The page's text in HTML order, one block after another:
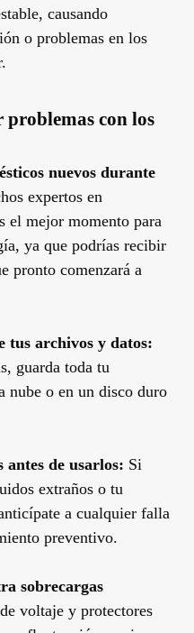
causando
o problemas en los
problemas con los
nuevos durante
expertos en
el mejor momento para
ya que podrías recibir
pronto comenzará a
tus archivos y datos:
guarda toda tu
nube o en un disco duro
antes de usarlos: Si
extraños o tu
a cualquier falla
preventivo.
sobrecargas
voltaje y protectores